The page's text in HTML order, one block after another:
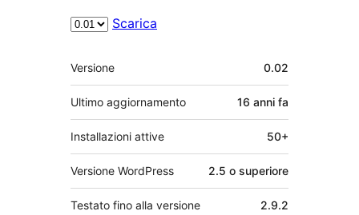
Scarica
Meta
Versione 0.02
Ultimo aggiornamento 16 anni fa
Installazioni attive 50+
Versione WordPress 2.5 o superiore
Testato fino alla versione 2.9.2